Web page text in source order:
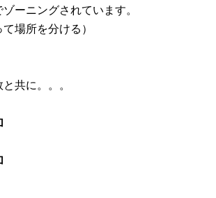
ーニングされています。
場所を分ける）
共に。。。